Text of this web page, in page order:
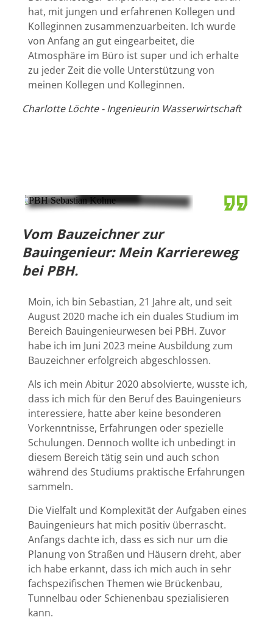
hat, mit jungen und erfahrenen Kollegen und
Kolleginnen zusammenzuarbeiten. Ich wurde
von Anfang an gut eingearbeitet, die
Atmosphäre im Büro ist super und ich erhalte
zu jeder Zeit die volle Unterstützung von
meinen Kollegen und Kolleginnen.
Charlotte Löchte - Ingenieurin Wasserwirtschaft
Vom Bauzeichner zur
Bauingenieur: Mein Karriereweg
bei PBH.
Moin, ich bin Sebastian, 21 Jahre alt, und seit
August 2020 mache ich ein duales Studium im
Bereich Bauingenieurwesen bei PBH. Zuvor
habe ich im Juni 2023 meine Ausbildung zum
Bauzeichner erfolgreich abgeschlossen.
Als ich mein Abitur 2020 absolvierte, wusste ich,
dass ich mich für den Beruf des Bauingenieurs
interessiere, hatte aber keine besonderen
Vorkenntnisse, Erfahrungen oder spezielle
Schulungen. Dennoch wollte ich unbedingt in
diesem Bereich tätig sein und auch schon
während des Studiums praktische Erfahrungen
sammeln.
Die Vielfalt und Komplexität der Aufgaben eines
Bauingenieurs hat mich positiv überrascht.
Anfangs dachte ich, dass es sich nur um die
Planung von Straßen und Häusern dreht, aber
ich habe erkannt, dass ich mich auch in sehr
fachspezifischen Themen wie Brückenbau,
Tunnelbau oder Schienenbau spezialisieren
kann.